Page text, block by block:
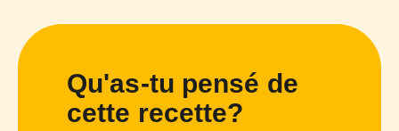
Qu'as-tu pensé de
cette recette?